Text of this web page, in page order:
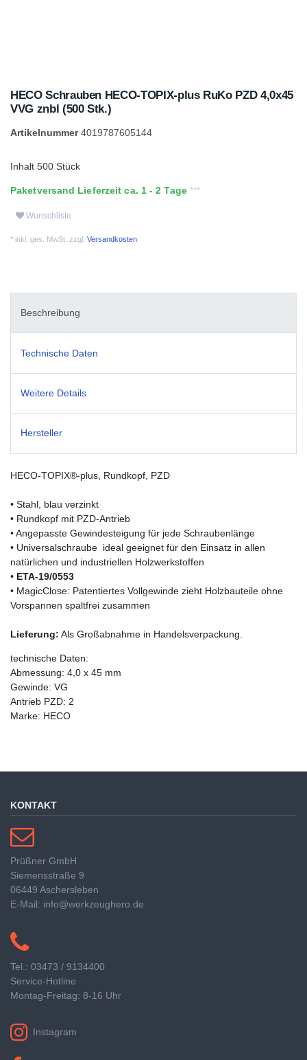
HECO Schrauben HECO-TOPIX-plus RuKo PZD 4,0x45
VVG znbl (500 Stk.)
Artikelnummer4019787605144
Inhalt 500 Stück
Paketversand Lieferzeit ca. 1 - 2 Tage
Wunschliste
* inkl. ges. MwSt. zzgl. Versandkosten
Beschreibung
Technische Daten
Weitere Details
Hersteller
HECO-TOPIX®-plus, Rundkopf, PZD
• Stahl, blau verzinkt
• Rundkopf mit PZD-Antrieb
• Angepasste Gewindesteigung für jede Schraubenlänge
• Universalschraube  ideal geeignet für den Einsatz in allen
natürlichen und industriellen Holzwerkstoffen
• ETA-19/0553
• MagicClose: Patentiertes Vollgewinde zieht Holzbauteile ohne
Vorspannen spaltfrei zusammen
Lieferung: Als Großabnahme in Handelsverpackung.
technische Daten:
Abmessung: 4,0 x 45 mm
Gewinde: VG
Antrieb PZD: 2
Marke: HECO
KONTAKT
Prüßner GmbH
Siemensstraße 9
06449 Aschersleben
E-Mail: info@werkzeughero.de
Tel.: 03473 / 9134400
Service-Hotline
Montag-Freitag: 8-16 Uhr
Instagram